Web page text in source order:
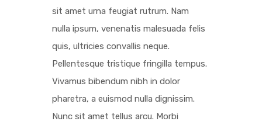
sit amet urna feugiat rutrum. Nam
nulla ipsum, venenatis malesuada felis
quis, ultricies convallis neque.
Pellentesque tristique fringilla tempus.
Vivamus bibendum nibh in dolor
pharetra, a euismod nulla dignissim.
Nunc sit amet tellus arcu. Morbi